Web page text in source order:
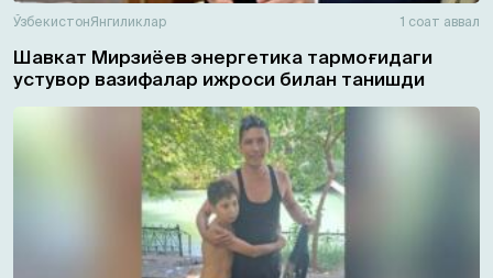
ЎзбекистонЯнгиликлар 1 соат аввал
Шавкат Мирзиёев энергетика тармоғидаги
устувор вазифалар ижроси билан танишди